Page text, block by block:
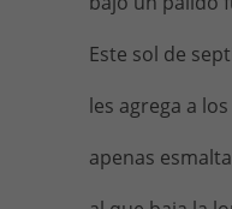
Este sol de
les agrega a
apenas